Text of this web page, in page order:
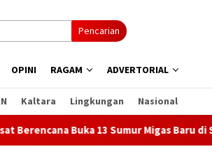
Pencarian
OPINI RAGAM ADVERTORIAL
Kaltara Lingkungan Nasional
Buka 13 Sumur Migas Baru di Samboja